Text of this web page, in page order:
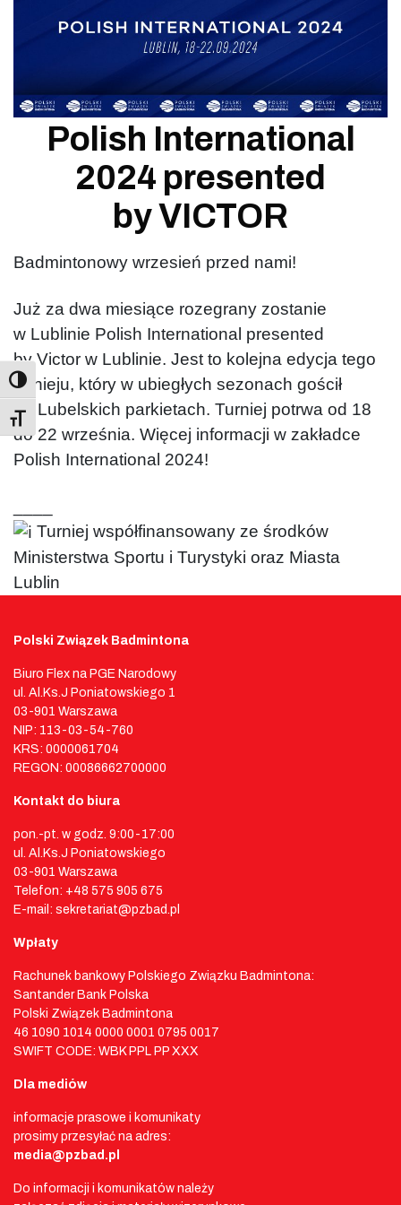
Toggle Font size
Polish International
2024 presented
by VICTOR
Badmintonowy wrzesień przed nami!
Już za dwa miesiące rozegrany zostanie
w Lublinie Polish International presented
by Victor w Lublinie. Jest to kolejna edycja tego
turnieju, który w ubiegłych sezonach gościł
na Lubelskich parkietach. Turniej potrwa od 18
do 22 września. Więcej informacji w zakładce
Polish International 2024!
Turniej współfinansowany ze środków
Ministerstwa Sportu i Turystyki oraz Miasta
Lublin
Polski Związek Badmintona
Biuro Flex na PGE Narodowy
ul. Al.Ks.J Poniatowskiego 1
03-901 Warszawa
NIP: 113-03-54-760
KRS: 0000061704
REGON: 00086662700000
Kontakt do biura
pon.-pt. w godz. 9:00-17:00
ul. Al.Ks.J Poniatowskiego
03-901 Warszawa
Telefon: +48 575 905 675
E-mail: sekretariat@pzbad.pl
Wpłaty
Rachunek bankowy Polskiego Związku Badmintona:
Santander Bank Polska
Polski Związek Badmintona
46 1090 1014 0000 0001 0795 0017
SWIFT CODE: WBK PPL PP XXX
Dla mediów
informacje prasowe i komunikaty
prosimy przesyłać na adres:
media@pzbad.pl
Do informacji i komunikatów należy